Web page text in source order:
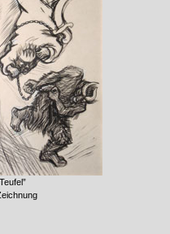
„Teufel”